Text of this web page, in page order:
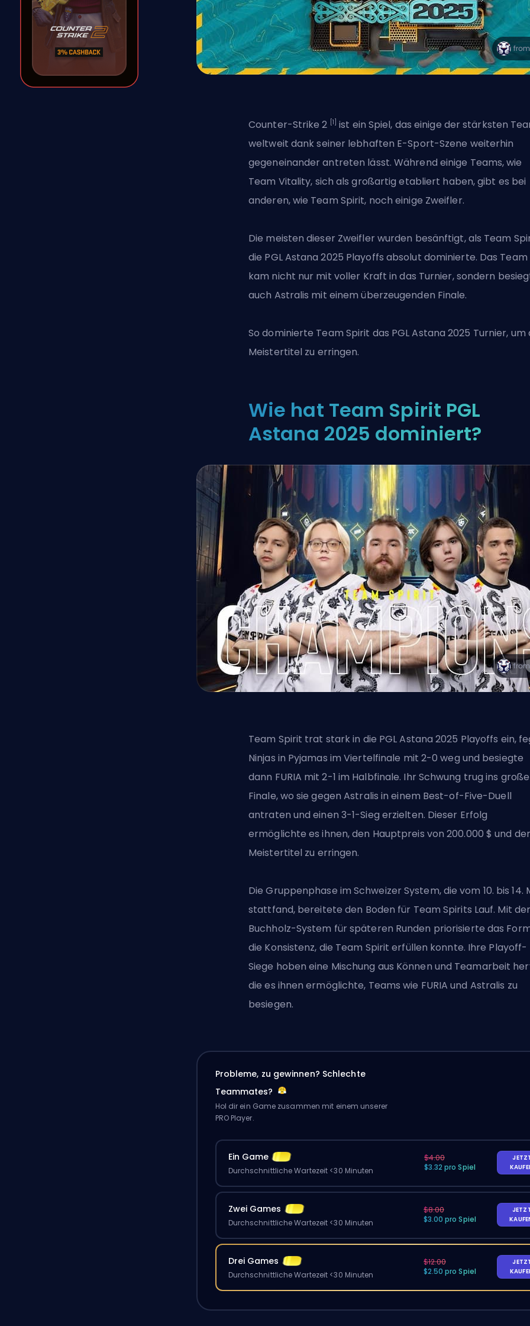
Counter-Strike 2 [1] ist ein Spiel, das einige derstärksten
weltweit dank seiner lebhaften E-Sport-Szene weiterhin
gegeneinander antreten lässt. Während einige Teams, wie
Team Vitality, sich als großartig etabliert haben, gibt es bei
anderen, wie Team Spirit, noch einige Zweifler.
Die meisten dieser Zweifler wurden besänftigt, als Team
die PGL Astana 2025 Playoffs absolut dominierte. Das Team
kam nicht nur mit voller Kraft in das Turnier, sondern
auch Astralis mit einem überzeugenden Finale.
So dominierte Team Spirit das PGL Astana 2025 Turnier, um
Meistertitel zu erringen.
Wie hat Team Spirit PGL
Astana 2025 dominiert?
Team Spirit trat stark in die PGL Astana 2025 Playoffs ein,
Ninjas in Pyjamas im Viertelfinale mit 2-0 weg und besiegte
dann FURIA mit 2-1 im Halbfinale. Ihr Schwung trug ins große
Finale, wo sie gegen Astralis in einem Best-of-Five-Duell
antraten und einen 3-1-Sieg erzielten. Dieser Erfolg
ermöglichte es ihnen, den Hauptpreis von 200.000 $ und
Meistertitel zu erringen.
Die Gruppenphase im Schweizer System, die vom 10. bis 14.
stattfand, bereitete den Boden für Team Spirits Lauf. Mit
Buchholz-System für späteren Runden priorisierte das
die Konsistenz, die Team Spirit erfüllen konnte. Ihre Playoff-
Siege hoben eine Mischung aus Können und Teamarbeit
die es ihnen ermöglichte, Teams wie FURIA und Astralis zu
besiegen.
Probleme, zu gewinnen? Schlechte
Teammates?
Hol dir ein Game zusammen mit einem unserer
PRO Player.
Ein Game
Durchschnittliche Wartezeit <30 Minuten
$4.00
$3.32 pro Spiel
Zwei Games
Durchschnittliche Wartezeit <30 Minuten
$8.00
$3.00 pro Spiel
Drei Games
Durchschnittliche Wartezeit <30 Minuten
$12.00
$2.50 pro Spiel